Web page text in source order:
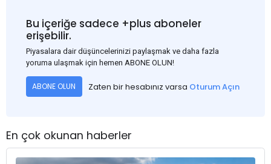
Bu içeriğe sadece +plus aboneler
erişebilir.
Piyasalara dair düşüncelerinizi paylaşmak ve daha fazla
yoruma ulaşmak için hemen ABONE OLUN!
ABONE OLUN Zaten bir hesabınız varsa Oturum Açın
En çok okunan haberler